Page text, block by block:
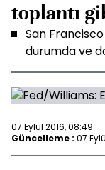
toplantı
San
durumda ve
07 Eylül 2016, 08:49
Güncelleme : 07